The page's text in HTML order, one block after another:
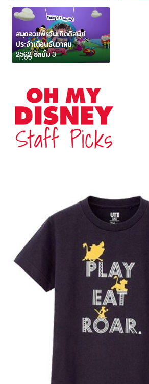
1:00
สมุดอวยพรวันเกิดดิสนีย์
ประจำเดือนธันวาคม
2562 อัลบั้ม 3